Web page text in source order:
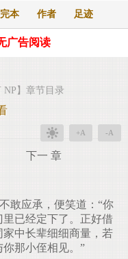
完本 作者 足迹
广告阅读
NP】章节目录
+A -A
下一 章
敢应承，便笑道：“你
已经定下了。正好借
中长辈细细商量，若
那小侄相见。”